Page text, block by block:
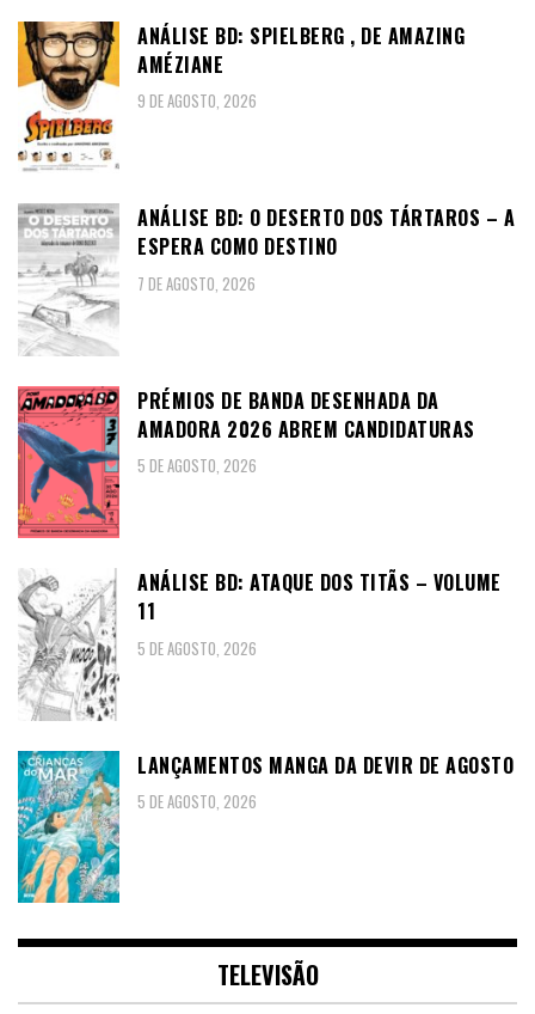
ANÁLISE BD: SPIELBERG , DE AMAZING
AMÉZIANE
9 DE AGOSTO, 2026
ANÁLISE BD: O DESERTO DOS TÁRTAROS – A
ESPERA COMO DESTINO
7 DE AGOSTO, 2026
PRÉMIOS DE BANDA DESENHADA DA
AMADORA 2026 ABREM CANDIDATURAS
5 DE AGOSTO, 2026
ANÁLISE BD: ATAQUE DOS TITÃS – VOLUME
11
5 DE AGOSTO, 2026
LANÇAMENTOS MANGA DA DEVIR DE AGOSTO
5 DE AGOSTO, 2026
TELEVISÃO